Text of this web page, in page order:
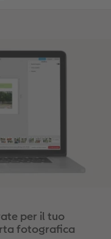
per il tuo
fotografica